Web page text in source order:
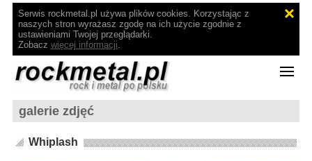
Serwis rockmetal.pl używa plików cookies. Korzystając z
naszych stron wyrażasz zgodę na ich użycie zgodnie z
ustawieniami Twojej przeglądarki.
Zobacz więcej informacji.
galerie zdjęć
Whiplash